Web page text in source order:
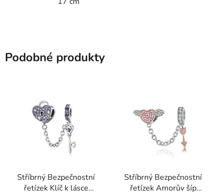
Podobné produkty
Stříbrný Bezpečnostní
řetízek Klíč k lásce
Stříbrný Bezpečnostní
řetízek Amorův šíp